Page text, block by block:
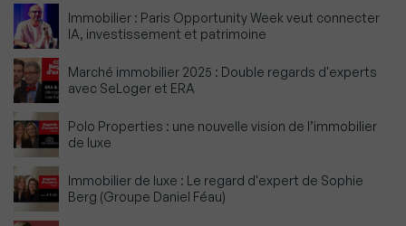
Immobilier : Paris Opportunity Week veut connecter
IA, investissement et patrimoine
Marché immobilier 2025 : Double regards d'experts
avec SeLoger et ERA
Polo Properties : une nouvelle vision de l’immobilier
de luxe
Immobilier de luxe : Le regard d'expert de Sophie
Berg (Groupe Daniel Féau)